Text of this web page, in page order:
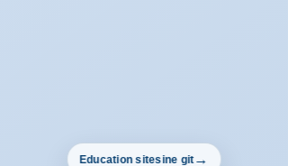
Education sitesine git